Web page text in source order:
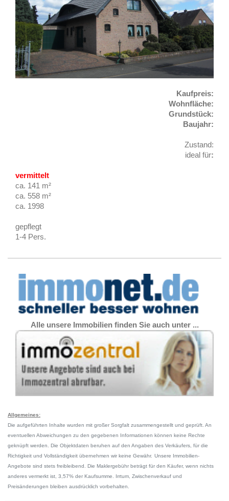
Kaufpreis:
Wohnfläche:
Grundstück:
Baujahr:
Zustand:
ideal für:
vermittelt
ca. 141 m²
ca. 558 m²
ca. 1998
gepflegt
1-4 Pers.
Alle unsere Immobilien finden Sie auch unter ...
Allgemeines:
Die aufgeführten Inhalte wurden mit großer Sorgfalt zusammengestellt und geprüft. An
eventuellen Abweichungen zu den gegebenen Informationen können keine Rechte
geknüpft werden. Die Objektdaten beruhen auf den Angaben des Verkäufers, für die
Richtigkeit und Vollständigkeit übernehmen wir keine Gewähr. Unsere Immobilien-
Angebote sind stets freibleibend. Die Maklergebühr beträgt für den Käufer, wenn nichts
anderes vermerkt ist, 3,57% der Kaufsumme. Irrtum, Zwischenverkauf und
Preisänderungen bleiben ausdrücklich vorbehalten.